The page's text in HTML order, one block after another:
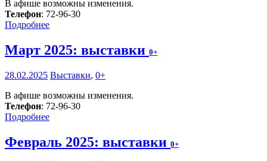
В афише возможны изменения.
Телефон: 72-96-30
Подробнее
Март 2025: выставки 0+
28.02.2025 Выставки, 0+
В афише возможны изменения.
Телефон: 72-96-30
Подробнее
Февраль 2025: выставки 0+